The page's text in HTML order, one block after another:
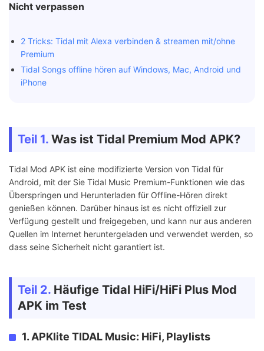
Nicht verpassen
2 Tricks: Tidal mit Alexa verbinden & streamen mit/ohne
Premium
Tidal Songs offline hören auf Windows, Mac, Android und
iPhone
Teil 1. Was ist Tidal Premium Mod APK?
Tidal Mod APK ist eine modifizierte Version von Tidal für
Android, mit der Sie Tidal Music Premium-Funktionen wie das
Überspringen und Herunterladen für Offline-Hören direkt
genießen können. Darüber hinaus ist es nicht offiziell zur
Verfügung gestellt und freigegeben, und kann nur aus anderen
Quellen im Internet heruntergeladen und verwendet werden, so
dass seine Sicherheit nicht garantiert ist.
Teil 2. Häufige Tidal HiFi/HiFi Plus Mod
APK im Test
1. APKlite TIDAL Music: HiFi, Playlists